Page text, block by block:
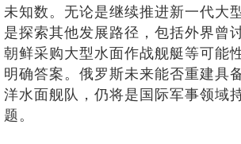
未知数。无论是继续推进新一代大
是探索其他发展路径，包括外界曾
朝鲜采购大型水面作战舰艇等可能
明确答案。俄罗斯未来能否重建具
洋水面舰队，仍将是国际军事领域
题。